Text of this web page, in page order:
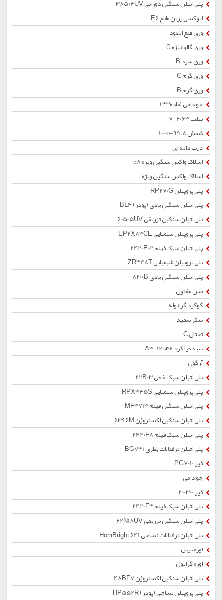
پلی اتیلن سنگین دورانی 38504UV
اپوکسی رزین مایع E6
ورق قلع اندود
ورق گالوانیزه G
ورق سرد B
ورق گرم C
ورق گرم B
جو دامی (ماده33)
بیلت 6063-7
شمش 1000p-99.8
ذرت دانه ای
اسلاک واکس سنگین ویژه 8%
اسلاک واکس سنگین ویژه
پلی پروپیلن RP270G
پلی اتیلن سنگین بادی (پودر) BL4
پلی اتیلن سنگین تزریقی 60505UV
پلی پروپیلن شیمیایی EP2X83CE
پلی اتیلن سبک فیلم 2420E02
پلی پروپیلن شیمیایی ZR348T
پلی اتیلن سنگین بادی 8200B
مس مفتول
گوگرد گرانوله
شکر سفید
تختال C
سبد میلگرد 32تا12-A3
آرگون
پلی اتیلن سبک خطی 22B03
پلی پروپیلن شیمیایی RPX345S
پلی اتیلن سنگین فیلم MF3713
پلی اتیلن سنگین اکستروژن 6366M
پلی اتیلن سبک فیلم 2420F8
پلی اتیلن ترفتالات بطری BG731
قیر PG7010
جو دامی
قیر 200300
پلی اتیلن سبک فیلم 2420F3
پلی اتیلن سنگین تزریقی 62N18UV
پلی اتیلن ترفتالات نساجی HomBright 641
اوره پریل
اوره گرانول
پلی اتیلن سنگین اکستروژن 48BF7
پلی پروپیلن نساجی (پودر) HP552R